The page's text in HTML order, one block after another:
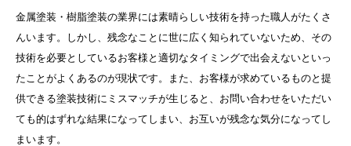
金属塗装・樹脂塗装の業界には素晴らしい技術を持った職人がたくさ
んいます。しかし、残念なことに世に広く知られていないため、その
技術を必要としているお客様と適切なタイミングで出会えないといっ
たことがよくあるのが現状です。また、お客様が求めているものと提
供できる塗装技術にミスマッチが生じると、お問い合わせをいただい
ても的はずれな結果になってしまい、お互いが残念な気分になってし
まいます。